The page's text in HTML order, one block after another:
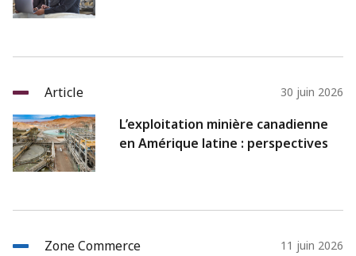
Article 30 juin 2026
L’exploitation minière canadienne
en Amérique latine : perspectives
Zone Commerce 11 juin 2026